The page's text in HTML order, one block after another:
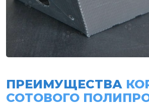
ПРЕИМУЩЕСТВА
СОТОВОГО